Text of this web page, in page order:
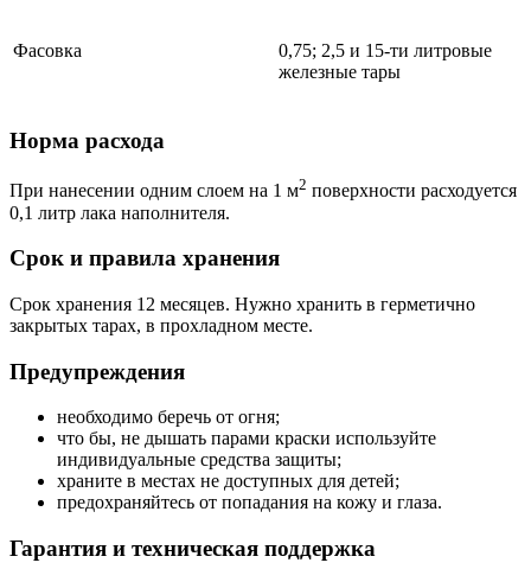
Фасовка
0,75; 2,5 и 15-ти литровые
железные тары
Норма расхода
При нанесении одним слоем на 1 м2 поверхности расходуется
0,1 литр лака наполнителя.
Срок и правила хранения
Срок хранения 12 месяцев. Нужно хранить в герметично
закрытых тарах, в прохладном месте.
Предупреждения
необходимо беречь от огня;
что бы, не дышать парами краски используйте
индивидуальные средства защиты;
храните в местах не доступных для детей;
предохраняйтесь от попадания на кожу и глаза.
Гарантия и техническая поддержка